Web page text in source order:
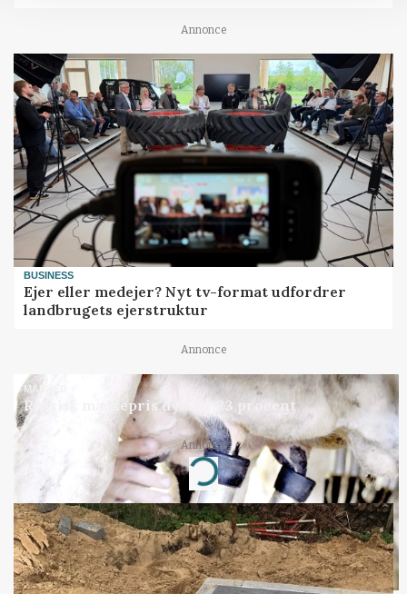
Annonce
BUSINESS
Ejer eller medejer? Nyt tv-format udfordrer
landbrugets ejerstruktur
Annonce
MARKED
Russisk mælkepris dykker 23 procent
Annonce
Loading...